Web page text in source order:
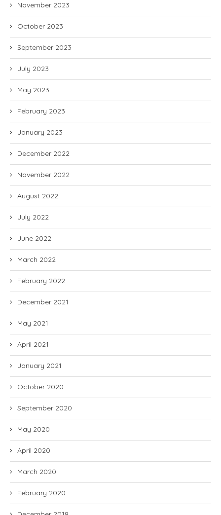
November 2023
October 2023
September 2023
July 2023
May 2023
February 2023
January 2023
December 2022
November 2022
August 2022
July 2022
June 2022
March 2022
February 2022
December 2021
May 2021
April 2021
January 2021
October 2020
September 2020
May 2020
April 2020
March 2020
February 2020